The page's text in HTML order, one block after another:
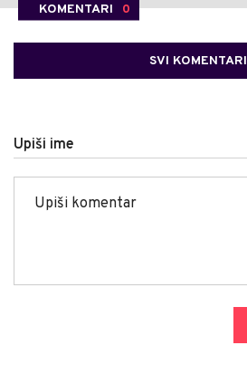
KOMENTARI 0
SVI KOMENTARI
Upiši ime